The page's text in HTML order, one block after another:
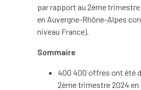
par rapport au 2ème trimestre
en Auvergne-Rhône-Alpes
niveau France).
Sommaire
400 400 offres ont été
2ème trimestre 2024 en